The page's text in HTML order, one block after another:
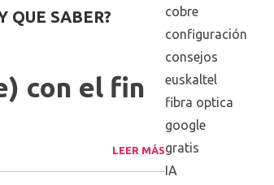
QUE SABER?
con el fin
LEER MÁS
cobre
configuración
consejos
euskaltel
fibra optica
google
gratis
IA